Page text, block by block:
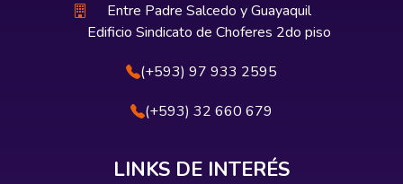
Entre Padre Salcedo y Guayaquil
Edificio Sindicato de Choferes 2do piso
(+593) 97 933 2595
(+593) 32 660 679
LINKS DE INTERÉS